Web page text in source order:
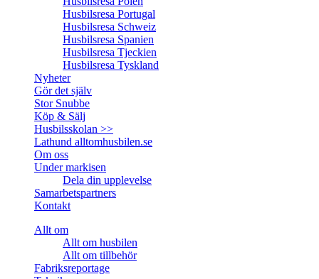
Husbilsresa Portugal
Husbilsresa Schweiz
Husbilsresa Spanien
Husbilsresa Tjeckien
Husbilsresa Tyskland
Nyheter
Gör det själv
Stor Snubbe
Köp & Sälj
Husbilsskolan >>
Lathund alltomhusbilen.se
Om oss
Under markisen
Dela din upplevelse
Samarbetspartners
Kontakt
Allt om
Allt om husbilen
Allt om tillbehör
Fabriksreportage